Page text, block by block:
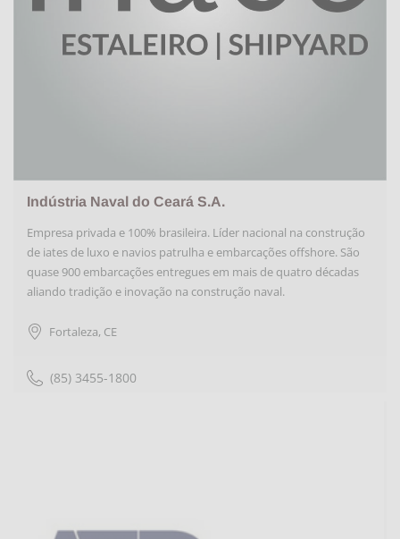
Indústria Naval do Ceará S.A.
Empresa privada e 100% brasileira. Líder nacional na construção
de iates de luxo e navios patrulha e embarcações offshore. São
quase 900 embarcações entregues em mais de quatro décadas
aliando tradição e inovação na construção naval.
Fortaleza, CE
(85) 3455-1800